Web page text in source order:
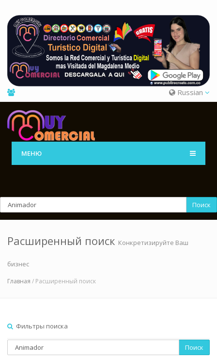
Russian
МЕНЮ
Поиск
Расширенный поиск Конкретизируйте Ваш
бизнес
Главная / Расширенный поиск
Фильтры поиска
Поиск